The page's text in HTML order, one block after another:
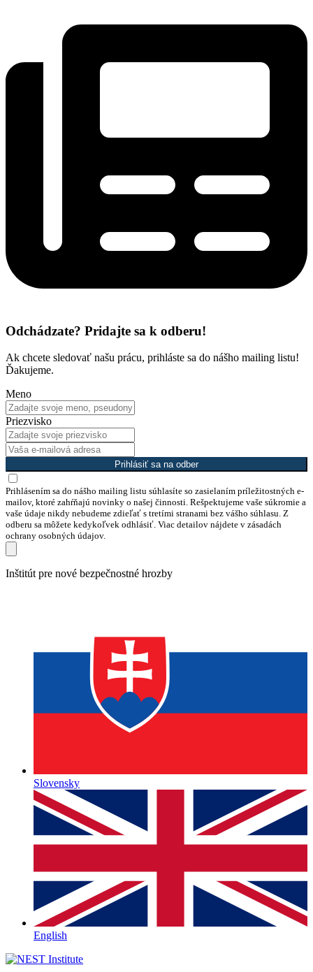
Odchádzate? Pridajte sa k odberu!
Ak chcete sledovať našu prácu, prihláste sa do nášho mailing listu!
Ďakujeme.
Meno
Priezvisko
Prihlásiť sa na odber
Prihlásením sa do nášho mailing listu súhlasíte so zasielaním príležitostných e-
mailov, ktoré zahŕňajú novinky o našej činnosti. Rešpektujeme vaše súkromie a
vaše údaje nikdy nebudeme zdieľať s tretími stranami bez vášho súhlasu. Z
odberu sa môžete kedykoľvek odhlásiť. Viac detailov nájdete v zásadách
ochrany osobných údajov.
na
Inštitút pre nové bezpečnostné hrozby
Slovensky
English